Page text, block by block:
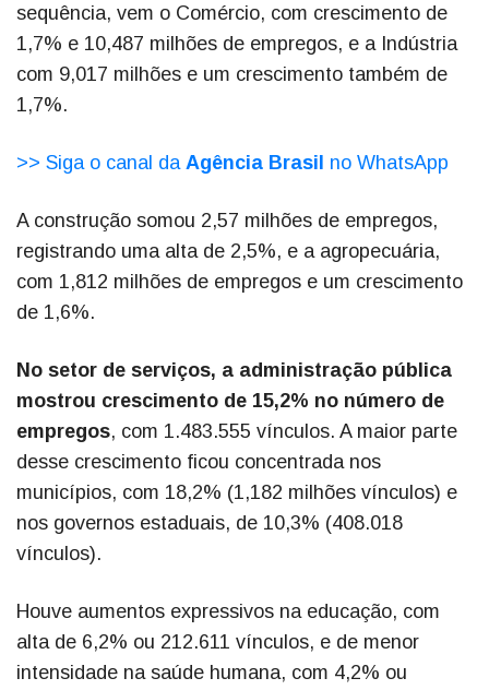
sequência, vem o Comércio, com crescimento de
1,7% e 10,487 milhões de empregos, e a Indústria
com 9,017 milhões e um crescimento também de
1,7%.
>> Siga o canal da Agência Brasil no WhatsApp
A construção somou 2,57 milhões de empregos,
registrando uma alta de 2,5%, e a agropecuária,
com 1,812 milhões de empregos e um crescimento
de 1,6%.
No setor de serviços, a administração pública
mostrou crescimento de 15,2% no número de
empregos, com 1.483.555 vínculos. A maior parte
desse crescimento ficou concentrada nos
municípios, com 18,2% (1,182 milhões vínculos) e
nos governos estaduais, de 10,3% (408.018
vínculos).
Houve aumentos expressivos na educação, com
alta de 6,2% ou 212.611 vínculos, e de menor
intensidade na saúde humana, com 4,2% ou